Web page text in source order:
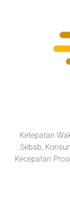
Ketepatan
Sebab,
Kecepatan